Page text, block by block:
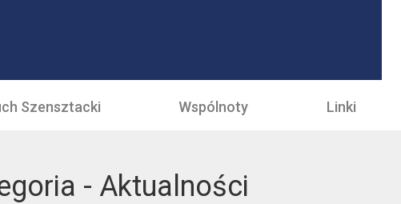
Szensztacki Wspólnoty Linki
- Aktualności